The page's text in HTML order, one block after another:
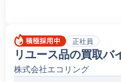
正社員
リユース品の買取バ
株式会社エコリング